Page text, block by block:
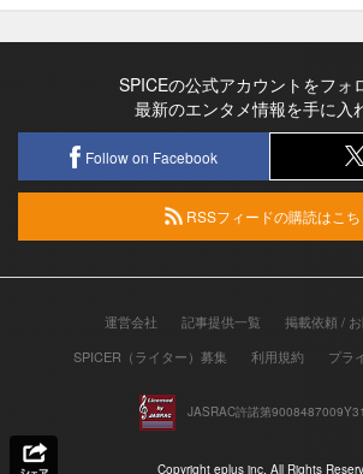
SPICEの公式アカウントをフォ
最新のエンタメ情報を手に入
Follow on Facebook
RSSフィードの購読はこち
運営会社 記事提供一覧
掲載依頼 /
SPICER（ライター）募集
利用規約 プラ
JASRAC許諾第
Copyright eplus inc. All Rights